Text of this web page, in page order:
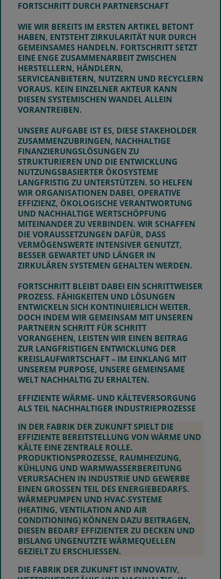
FORTSCHRITT DURCH PARTNERSCHAFT
WIE WIR BEREITS IM ERSTEN ARTIKEL BETONT
HABEN, ENTSTEHT ZIRKULARITÄT NUR DURCH
GEMEINSAMES HANDELN. FORTSCHRITT SETZT
EINE ENGE ZUSAMMENARBEIT ZWISCHEN
HERSTELLERN, HÄNDLERN,
SERVICEANBIETERN, NUTZERN UND RECYCLERN
VORAUS. KEIN EINZELNER AKTEUR KANN
DIESEN SYSTEMISCHEN WANDEL ALLEIN
VORANTREIBEN.
UNSERE AUFGABE IST ES, DIESE STAKEHOLDER
ZUSAMMENZUBRINGEN, NACHHALTIGE
FINANZIERUNGSLÖSUNGEN ZU
STRUKTURIEREN UND DIE ENTWICKLUNG
NUTZUNGSBASIERTER ÖKOSYSTEME
LANGFRISTIG ZU UNTERSTÜTZEN. SO HELFEN
WIR ORGANISATIONEN DABEI, OPERATIVE
EFFIZIENZ, ÖKOLOGISCHE VERANTWORTUNG
UND NACHHALTIGE WERTSCHÖPFUNG
MITEINANDER ZU VERBINDEN. WIR SCHAFFEN
DIE VORAUSSETZUNGEN DAFÜR, DASS
VERMÖGENSWERTE INTENSIVER GENUTZT,
BESSER GEWARTET UND LÄNGER IN
ZIRKULÄREN SYSTEMEN GEHALTEN WERDEN.
FORTSCHRITT BLEIBT DABEI EIN SCHRITTWEISER
PROZESS. FÄHIGKEITEN UND LÖSUNGEN
ENTWICKELN SICH KONTINUIERLICH WEITER.
DOCH INDEM WIR GEMEINSAM MIT UNSEREN
PARTNERN SCHRITT FÜR SCHRITT
VORANGEHEN, LEISTEN WIR EINEN BEITRAG
ZUR LANGFRISTIGEN ENTWICKLUNG DER
KREISLAUFWIRTSCHAFT – IM EINKLANG MIT
UNSEREM PURPOSE, UNSERE GEMEINSAME
WELT NACHHALTIG ZU ERHALTEN.
EFFIZIENTE WÄRME- UND KÄLTEVERSORGUNG
ALS TEIL NACHHALTIGER INDUSTRIEPROZESSE
IN DER FABRIK DER ZUKUNFT SPIELT DIE
EFFIZIENTE BEREITSTELLUNG VON WÄRME UND
KÄLTE EINE ZENTRALE ROLLE.
PRODUKTIONSPROZESSE, RAUMHEIZUNG,
KÜHLUNG UND WARMWASSERBEREITUNG
VERURSACHEN IN INDUSTRIE UND GEWERBE
EINEN GROSSEN TEIL DES ENERGIEBEDARFS. W
ÄRMEPUMPEN UND HVAC-SYSTEME (
HEATING, VENTILATION AND AIR C
ONDITIONING) KÖNNEN DAZU BEITRAGEN, D
IESEN BEDARF EFFIZIENTER ZU DECKEN UND B
ISLANG UNGENUTZTE WÄRMEQUELLEN G
EZIELT ZU ERSCHLIESSEN.
DIE FABRIK DER ZUKUNFT IST INNOVATIV,